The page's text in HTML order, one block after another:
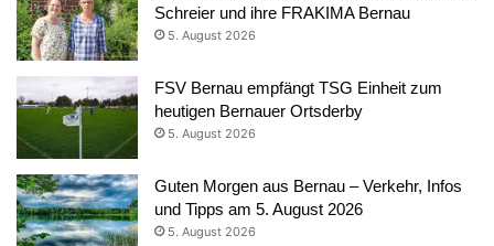
Schreier und ihre FRAKIMA Bernau
5. August 2026
FSV Bernau empfängt TSG Einheit zum
heutigen Bernauer Ortsderby
5. August 2026
Guten Morgen aus Bernau – Verkehr, Infos
und Tipps am 5. August 2026
5. August 2026